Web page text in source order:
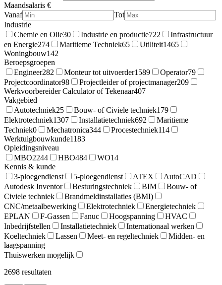
Maandsalaris €
Vanaf
Tot
Industrie
Chemie en Olie30 Industrie en productie722
Infrastructuur
en Energie274 Maritieme Techniek65 Utiliteit1465
Woningbouw142
Beroepsgroepen
Engineer282 Monteur tot uitvoerder1589 Operator79
Projectcoordinator98 Projectleider of projectmanager209
Werkvoorbereider Calculator of Tekenaar407
Vakgebied
Autotechniek25 Bouw- of Civiele techniek179
Elektrotechniek1307 Installatietechniek692
Maritieme
Techniek0 Mechatronica344 Procestechniek114
Werktuigbouwkunde1183
Opleidingsniveau
MBO2244 HBO484 WO14
Kennis & kunde
3-ploegendienst
5-ploegendienst ATEX
AutoCAD
Autodesk Inventor
Besturingstechniek BIM
Bouw- of
Civiele techniek
Brandmeldinstallaties (BMI)
CNC/metaalbewerking
Elektrotechniek
Energietechniek
EPLAN
F-Gassen Fanuc Hoogspanning
HVAC
Inbedrijfstellen
Installatietechniek
Internationaal werken
Koeltechniek
Lassen Meet- en regeltechniek
Midden- en
laagspanning
Thuiswerken mogelijk
2698 resultaten